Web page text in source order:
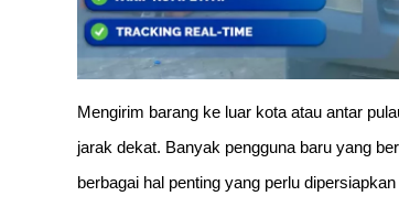
Mengirim barang ke luar kota atau antar
jarak dekat. Banyak pengguna baru yang
berbagai hal penting yang perlu